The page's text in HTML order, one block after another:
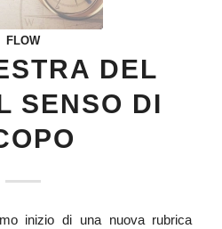
FLOW
DEL
SENSO DI
inizio di una nuova rubrica